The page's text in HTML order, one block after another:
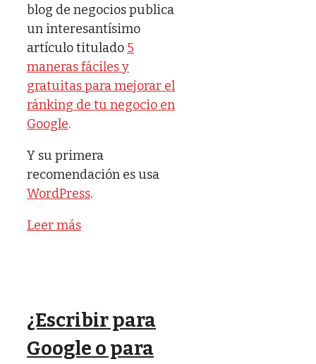
blog de negocios publica
un interesantísimo
artículo titulado 5
maneras fáciles y
gratuitas para mejorar el
ránking de tu negocio en
Google.
Y su primera
recomendación es usa
WordPress.
Leer más
¿Escribir para
Google o para